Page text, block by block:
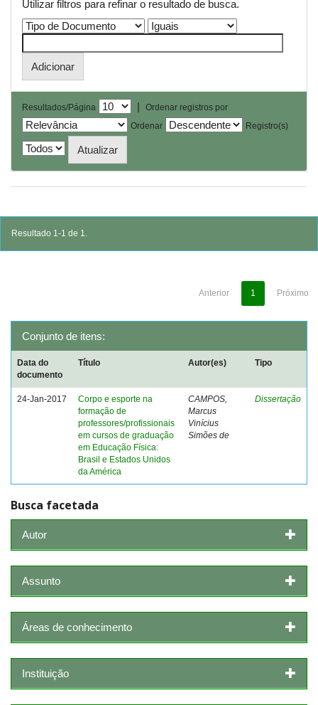
Utilizar filtros para refinar o resultado de busca.
Resultados/Página |
Ordenar registros por
Ordenar
Registro(s)
Resultado 1-1 de 1.
Anterior 1 Próximo
Conjunto de itens:
Data do
documento
Título Autor(es) Tipo
24-Jan-2017
Corpo e esporte na
formação de
professores/profissionais
em cursos de graduação
em Educação Física:
Brasil e Estados Unidos
da América
CAMPOS,
Marcus
Vinícius
Simões de
Dissertação
Busca facetada
Autor
Assunto
Áreas de conhecimento
Instituição